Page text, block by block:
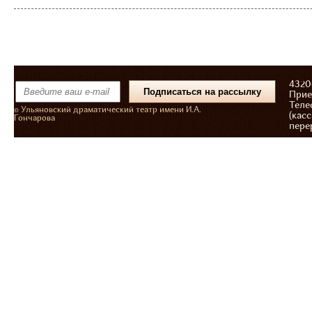
© Ульяновский драматический театр имени И.А.
Гончарова